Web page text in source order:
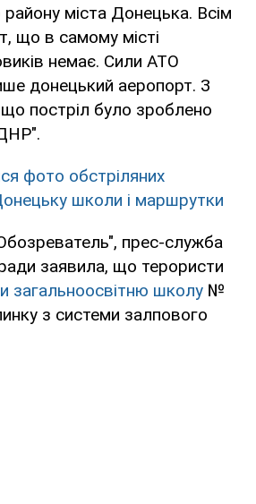
міста Донецька. Всім
що в самому місті
немає. Сили АТО
донецький аеропорт. З
постріл було зроблено
фото обстріляних
школи і маршрутки
прес-служба
заявила, що терористи
загальноосвітню школу №
з системи залпового